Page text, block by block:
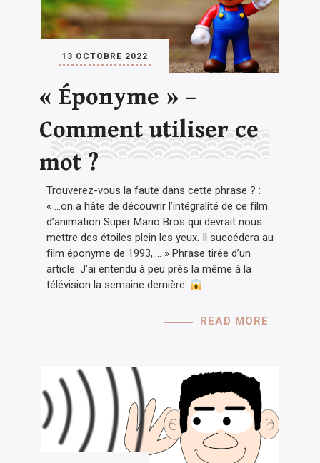
13 OCTOBRE 2022
« Éponyme » –
Comment utiliser ce
mot ?
Trouverez-vous la faute dans cette phrase ? :
« …on a hâte de découvrir l’intégralité de ce film
d’animation Super Mario Bros qui devrait nous
mettre des étoiles plein les yeux. Il succédera au
film éponyme de 1993,…. » Phrase tirée d’un
article. J’ai entendu à peu près la même à la
télévision la semaine dernière.
…
READ MORE